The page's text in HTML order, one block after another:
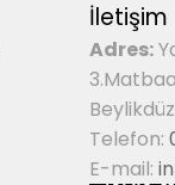
İletişim
Adres:
Telefon:
E-mail: